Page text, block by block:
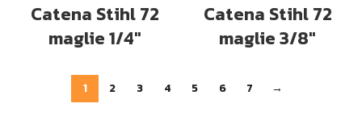
Catena Stihl 72
maglie 1/4″
Catena Stihl 72
maglie 3/8″
1 2 3 4 5 6 7 →